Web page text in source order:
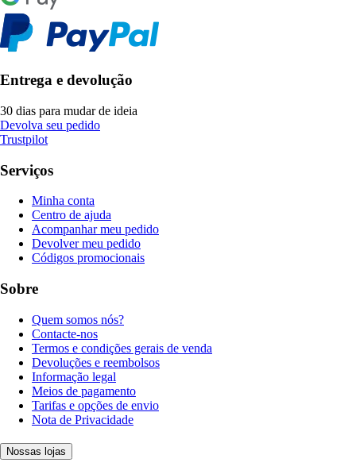
Entrega e devolução
30 dias para mudar de ideia
Devolva seu pedido
Trustpilot
Serviços
Minha conta
Centro de ajuda
Acompanhar meu pedido
Devolver meu pedido
Códigos promocionais
Sobre
Quem somos nós?
Contacte-nos
Termos e condições gerais de venda
Devoluções e reembolsos
Informação legal
Meios de pagamento
Tarifas e opções de envio
Nota de Privacidade
Nossas lojas